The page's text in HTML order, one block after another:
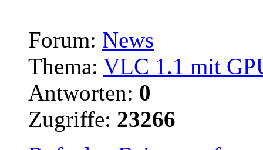
Forum: News
Thema: VLC 1.1 mit
Antworten: 0
Zugriffe: 23266